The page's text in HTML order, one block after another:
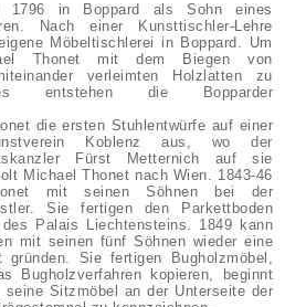
1796 in Boppard als Sohn eines
Nach einer Kunsttischler-Lehre
Möbeltischlerei in Boppard. Um
Thonet mit dem Biegen von
verleimten Holzlatten zu
es entstehen die Bopparder
die ersten Stuhlentwürfe auf einer
Koblenz aus, wo der
Fürst Metternich auf sie
Michael Thonet nach Wien. 1843-46
mit seinen Söhnen bei der
Sie fertigen den Parkettboden
Palais Liechtensteins. 1849 kann
mit seinen fünf Söhnen wieder eine
gründen. Sie fertigen Bugholzmöbel,
Bugholzverfahren kopieren, beginnt
seine Sitzmöbel an der Unterseite der